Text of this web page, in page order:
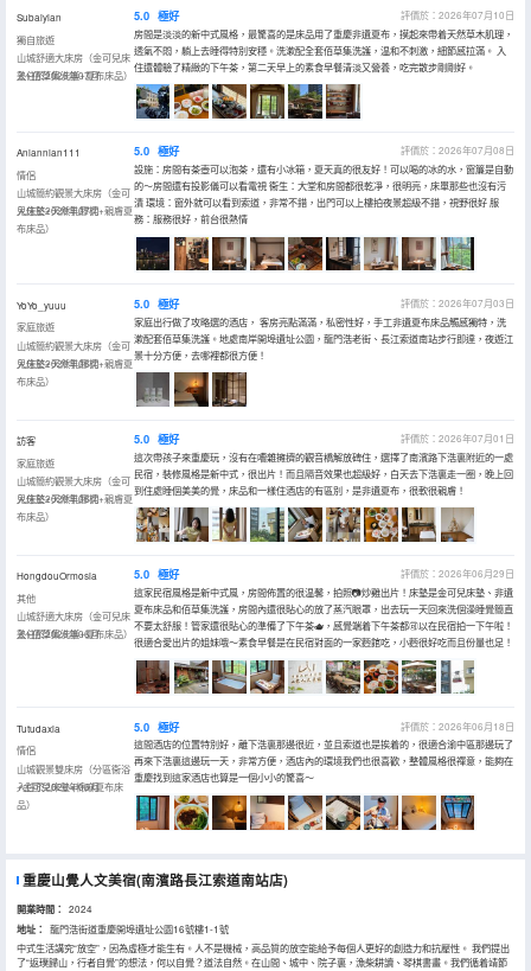
Subaiyian
獨自旅遊
山城舒適大床房（金可兒床
墊+佰草集洗護+夏布床品）
入住於2026年07月
5.0 極好
評價於：2026年07月10日
房間是淡淡的新中式風格，最驚喜的是床品用了重慶非遺夏布，摸起來帶着天然草木肌理，
透氣不悶，躺上去睡得特別安穩。洗漱配全套佰草集洗護，温和不刺激，細節感拉滿。 入
住還體驗了精緻的下午茶，第二天早上的素食早餐清淡又營養，吃完散步剛剛好。
Aniannian111
情侶
山城簡約觀景大床房（金可
兒床墊+天然乳膠枕+親膚夏
布床品）
入住於2026年07月
5.0 極好
評價於：2026年07月08日
設施：房間有茶壺可以泡茶，還有小冰箱，夏天真的很友好！可以喝的冰的水，窗簾是自動
的～房間還有投影儀可以看電視 衞生：大堂和房間都很乾凈，很明亮，床單那些也沒有污
漬 環境：窗外就可以看到索道，非常不錯，出門可以上樓拍夜景超級不錯，視野很好 服
務：服務很好，前台很熱情
YoYo_yuuu
家庭旅遊
山城簡約觀景大床房（金可
兒床墊+天然乳膠枕+親膚夏
布床品）
入住於2026年06月
5.0 極好
評價於：2026年07月03日
家庭出行做了攻略選的酒店， 客房亮點滿滿，私密性好，手工非遺夏布床品觸感獨特，洗
漱配套佰草集洗護。地處南岸開埠遺址公園，龍門浩老街、長江索道南站步行即達，夜遊江
景十分方便，去哪裡都很方便！
訪客
家庭旅遊
山城簡約觀景大床房（金可
兒床墊+天然乳膠枕+親膚夏
布床品）
入住於2026年06月
5.0 極好
評價於：2026年07月01日
這次帶孩子來重慶玩，沒有在嘈雜擁擠的觀音橋解放碑住，選擇了南濱路下浩裏附近的一處
民宿，裝修風格是新中式，很出片！而且隔音效果也超級好，白天去下浩裏走一圈，晚上回
到住處睡個美美的覺，床品和一樣住酒店的有區別，是非遺夏布，很軟很親膚！
HongdouOrmosia
其他
山城舒適大床房（金可兒床
墊+佰草集洗護+夏布床品）
入住於2026年06月
5.0 極好
評價於：2026年06月29日
這家民宿風格是新中式風，房間佈置的很温馨，拍照📷炒雞出片！床墊是金可兒床墊、非遺
夏布床品和佰草集洗護，房間內還很貼心的放了蒸汽眼罩，出去玩一天回來洗個澡睡覺簡直
不要太舒服！管家還很貼心的準備了下午茶🫖，感覺端着下午茶都🉑以在民宿拍一下午啦！
很適合愛出片的姐妹哦～素食早餐是在民宿對面的一家麪館吃，小麪很好吃而且份量也足！
Tutudaxia
情侶
山城觀景雙床房（分區衞浴
+金可兒床墊+棉麻夏布床
品）
入住於2026年06月
5.0 極好
評價於：2026年06月18日
這間酒店的位置特別好，離下浩裏那邊很近，並且索道也是挨着的，很適合渝中區那邊玩了
再來下浩裏這邊玩一天，非常方便，酒店內的環境我們也很喜歡，整體風格很禪意，能夠在
重慶找到這家酒店也算是一個小小的驚喜～
重慶山覺人文美宿(南濱路長江索道南站店)
開業時間： 2024
地址：
龍門浩街道重慶開埠遺址公園16號樓1-1號
中式生活講究“放空”，因為虛極才能生有。人不是機械，高品質的放空能給予每個人更好的創造力和抗壓性。 我們提出
了“返璞歸山，行者自覺”的想法，何以自覺？道法自然。在山間、城中、院子裏，漁柴耕讀、琴棋書畫。我們循着靖節